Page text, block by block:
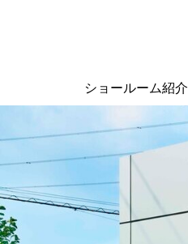
ショールーム紹介